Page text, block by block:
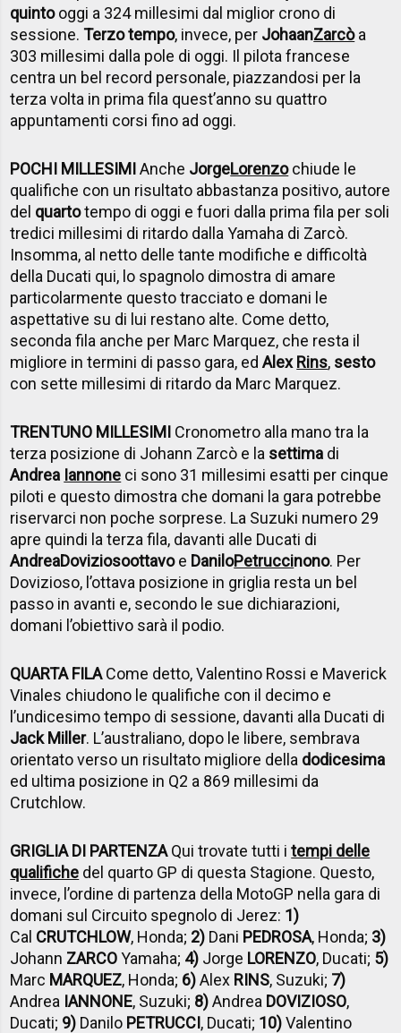
quintooggi a 324 millesimi dal miglior crono di
sessione.Terzo tempo, invece, per JohaanZarcòa
303 millesimi dalla pole di oggi. Il pilota francese
centra un bel record personale, piazzandosi per la
terza volta in prima fila quest’anno su quattro
appuntamenti corsi fino ad oggi.
POCHI MILLESIMIAnche JorgeLorenzochiude le
qualifiche con un risultato abbastanza positivo, autore
del quartotempo di oggi e fuori dalla prima fila per soli
tredici millesimi di ritardo dalla Yamaha di Zarcò.
Insomma, al netto delle tante modifiche e difficoltà
della Ducati qui, lo spagnolo dimostra di amare
particolarmente questo tracciato e domani le
aspettative su di lui restano alte. Come detto,
seconda fila anche per Marc Marquez, che resta il
migliore in termini di passo gara, edAlexRins, sesto
con sette millesimi di ritardo da Marc Marquez.
TRENTUNO MILLESIMI Cronometro alla mano tra la
terza posizione di Johann Zarcò e la settima di
Andrea Iannone ci sono 31 millesimi esatti per cinque
piloti e questo dimostra che domani la gara potrebbe
riservarci non poche sorprese. La Suzuki numero 29
apre quindi la terza fila, davanti alle Ducati di
AndreaDoviziosoottavoe DaniloPetruccinono. Per
Dovizioso, l’ottava posizione in griglia resta un bel
passo in avanti e, secondo le sue dichiarazioni,
domani l’obiettivo sarà il podio.
QUARTA FILACome detto, Valentino Rossi e Maverick
Vinales chiudono le qualifiche con il decimo e
l’undicesimo tempo di sessione, davanti alla Ducati di
Jack Miller. L’australiano, dopo le libere, sembrava
orientato verso un risultato migliore della dodicesima
ed ultima posizione in Q2 a 869 millesimi da
Crutchlow.
GRIGLIA DI PARTENZAQui trovate tutti itempi delle
qualifiche del quarto GP di questa Stagione. Questo,
invece, l’ordine di partenza della MotoGP nella gara di
domani sul Circuito spegnolo di Jerez: 1)
Cal CRUTCHLOW, Honda; 2) Dani PEDROSA, Honda; 3)
Johann ZARCOYamaha; 4) Jorge LORENZO, Ducati; 5)
Marc MARQUEZ, Honda; 6)Alex RINS, Suzuki; 7)
Andrea IANNONE, Suzuki; 8)Andrea DOVIZIOSO,
Ducati; 9) Danilo PETRUCCI, Ducati; 10)Valentino